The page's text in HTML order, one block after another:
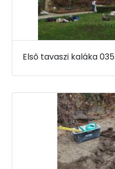
Első tavaszi kaláka 035